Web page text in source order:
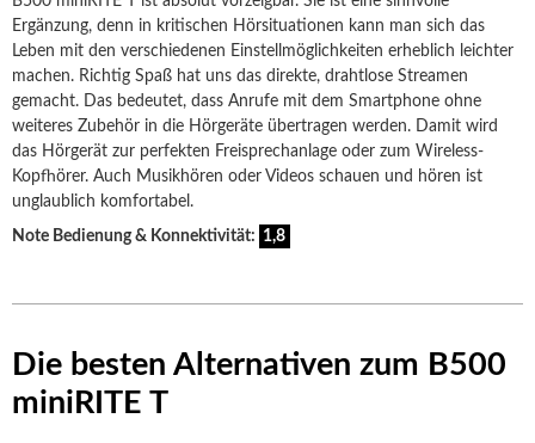
Ergänzung, denn in kritischen Hörsituationen kann man sich das
Leben mit den verschiedenen Einstellmöglichkeiten erheblich leichter
machen. Richtig Spaß hat uns das direkte, drahtlose Streamen
gemacht. Das bedeutet, dass Anrufe mit dem Smartphone ohne
weiteres Zubehör in die Hörgeräte übertragen werden. Damit wird
das Hörgerät zur perfekten Freisprechanlage oder zum Wireless-
Kopfhörer. Auch Musikhören oder Videos schauen und hören ist
unglaublich komfortabel.
Note Bedienung & Konnektivität: 1,8
Die besten Alternativen zum B500
miniRITE T